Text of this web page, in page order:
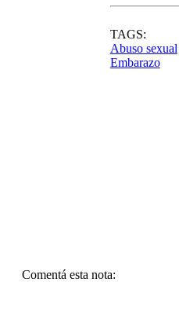
TAGS:
Abuso sexual
Embarazo
Comentá esta nota: